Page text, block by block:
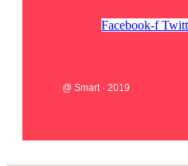
Facebook-f
@ Smart · 2019